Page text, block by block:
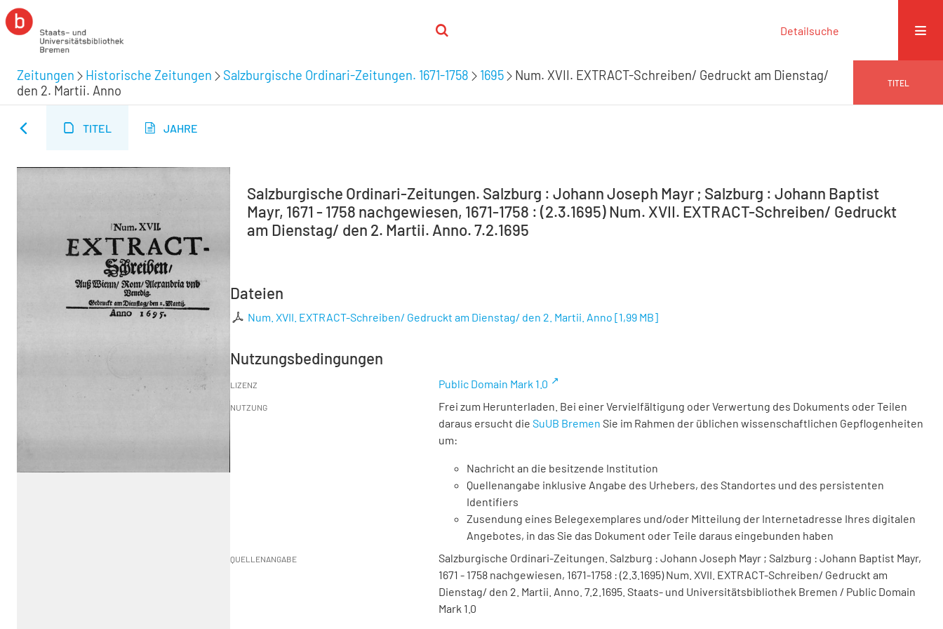
Detailsuche
Zeitungen Historische Zeitungen Salzburgische Ordinari-Zeitungen. 1671-1758 1695
Num. XVII. EXTRACT-Schreiben/ Gedruckt am Dienstag/
den 2. Martii. Anno
TITEL
TITEL JAHRE
Salzburgische Ordinari-Zeitungen. Salzburg : Johann Joseph Mayr ; Salzburg : Johann Baptist
Mayr, 1671 - 1758 nachgewiesen, 1671-1758 : (2.3.1695) Num. XVII. EXTRACT-Schreiben/ Gedruckt
am Dienstag/ den 2. Martii. Anno. 7.2.1695
Dateien
Num. XVII. EXTRACT-Schreiben/ Gedruckt am Dienstag/ den 2. Martii. Anno [1,99 MB]
Nutzungsbedingungen
LIZENZ Public Domain Mark 1.0
NUTZUNG
Frei zum Herunterladen. Bei einer Vervielfältigung oder Verwertung des Dokuments oder Teilen
daraus ersucht die SuUB Bremen Sie im Rahmen der üblichen wissenschaftlichen Gepflogenheiten
um:
Nachricht an die besitzende Institution
Quellenangabe inklusive Angabe des Urhebers, des Standortes und des persistenten
Identifiers
Zusendung eines Belegexemplares und/oder Mitteilung der Internetadresse Ihres digitalen
Angebotes, in das Sie das Dokument oder Teile daraus eingebunden haben
QUELLENANGABE
Salzburgische Ordinari-Zeitungen. Salzburg : Johann Joseph Mayr ; Salzburg : Johann Baptist Mayr,
1671 - 1758 nachgewiesen, 1671-1758 : (2.3.1695) Num. XVII. EXTRACT-Schreiben/ Gedruckt am
Dienstag/ den 2. Martii. Anno. 7.2.1695. Staats- und Universitätsbibliothek Bremen / Public Domain
Mark 1.0